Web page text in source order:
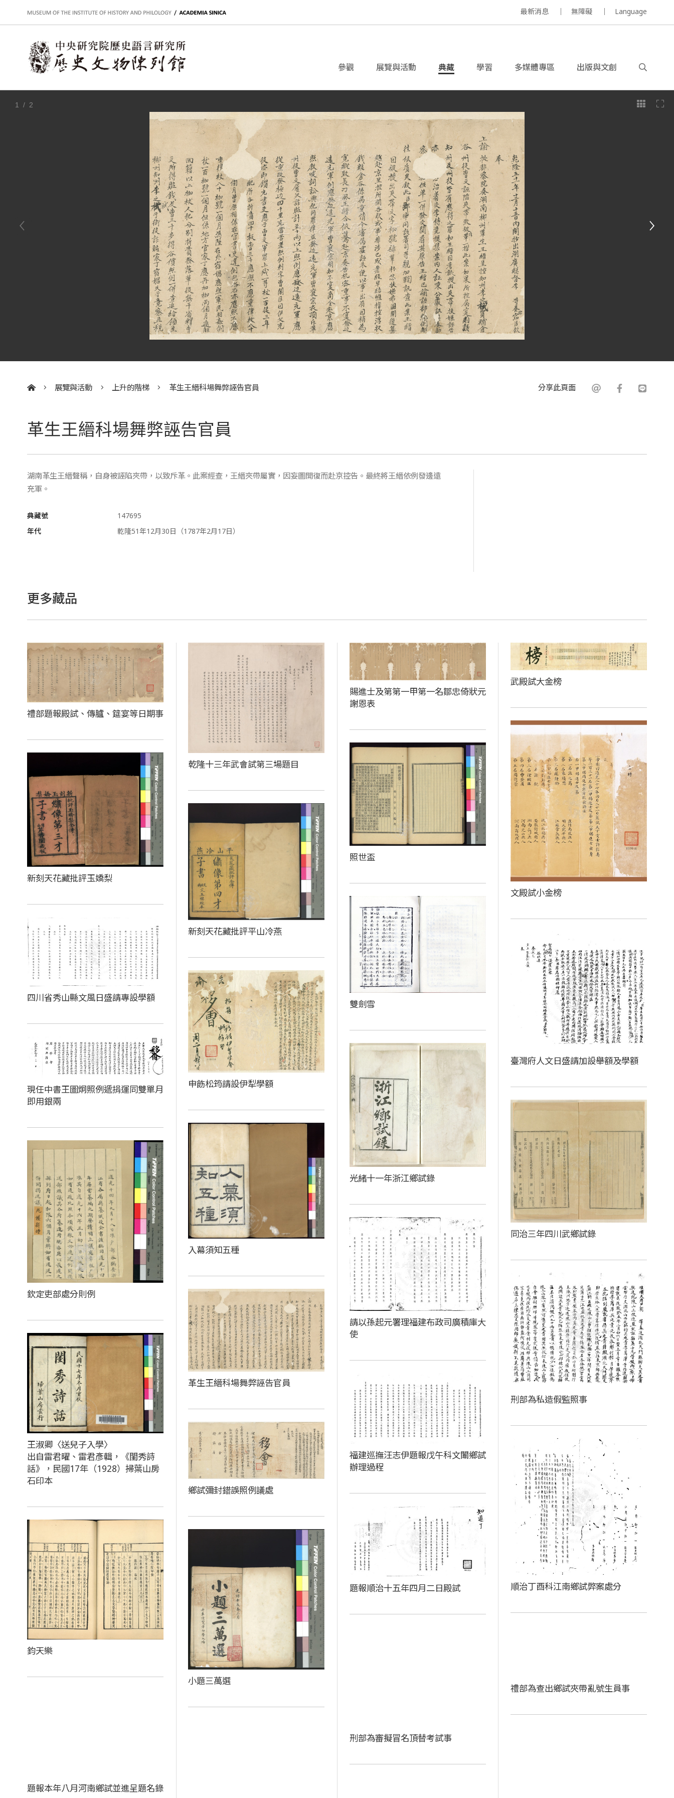
:::
最新消息 無障礙 Language
參觀 展覽與活動 典藏 學習 多媒體專區 出版與文創
1 / 2
展覽與活動 上升的階梯 革生王縉科場舞弊誣告官員 分享此頁面
革生王縉科場舞弊誣告官員
湖南革生王縉聲稱，自身被誣陷夾帶，以致斥革。此案經查，王縉夾帶屬實，因妄圖開復而赴京控告。最終將王縉依例發邊遠
充軍。
典藏號
147695
年代
乾隆51年12月30日（1787年2月17日）
更多藏品
禮部題報殿試、傳臚、筵宴等日期事
乾隆十三年武會試第三場題目
賜進士及第第一甲第一名鄒忠倚狀元
謝恩表
武殿試大金榜
文殿試小金榜
照世盃
新刻天花藏批評玉嬌梨
新刻天花藏批評平山冷燕
雙劍雪
四川省秀山縣文風日盛請專設學額
臺灣府人文日盛請加設舉額及學額
申飭松筠請設伊犁學額
現任中書王圖炯照例遞捐運同雙單月
即用銀兩
光緒十一年浙江鄉試錄
同治三年四川武鄉試錄
入幕須知五種
欽定吏部處分則例
請以孫起元署理福建布政司廣積庫大
使
刑部為私造假監照事
革生王縉科場舞弊誣告官員
王淑卿〈送兒子入學〉
出自雷君曜、雷君彥輯，《閨秀詩
話》，民國17年（1928）掃葉山房
石印本
福建巡撫汪志伊題報戊午科文闈鄉試
辦理過程
鄉試彌封錯誤照例議處
順治丁酉科江南鄉試弊案處分
題報順治十五年四月二日殿試
鈞天樂
小題三萬選
禮部為查出鄉試夾帶亂號生員事
刑部為審擬冒名頂替考試事
題報本年八月河南鄉試並進呈題名錄